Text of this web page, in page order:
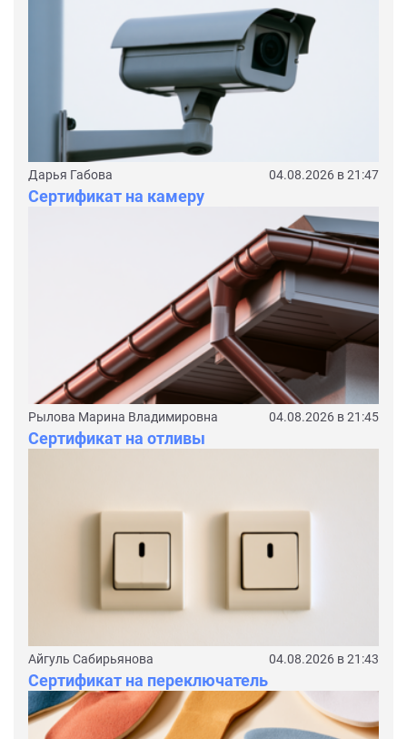
Дарья Габова 04.08.2026 в 21:47
Сертификат на камеру
Рылова Марина Владимировна 04.08.2026 в 21:45
Сертификат на отливы
Айгуль Сабирьянова 04.08.2026 в 21:43
Сертификат на переключатель